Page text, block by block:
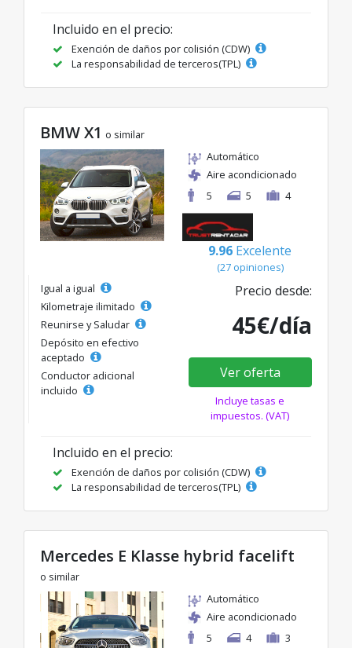
Incluido en el precio:
Exención de daños por colisión (CDW)
La responsabilidad de terceros(TPL)
BMW X1 o similar
Automático
Aire acondicionado
5
5 4
9.96 Excelente
(27 opiniones)
Igual a igual
Kilometraje ilimitado
Reunirse y Saludar
Depósito en efectivo
aceptado
Conductor adicional
incluido
Precio desde:
45€/día
Ver oferta
Incluye tasas e
impuestos. (VAT)
Incluido en el precio:
Exención de daños por colisión (CDW)
La responsabilidad de terceros(TPL)
Mercedes E Klasse hybrid facelift
o similar
Automático
Aire acondicionado
5
4 3